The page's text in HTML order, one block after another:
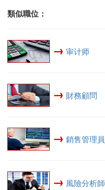
類似職位：
→ 审计师
→ 財務顧問
→ 銷售管理員
→ 風險分析師